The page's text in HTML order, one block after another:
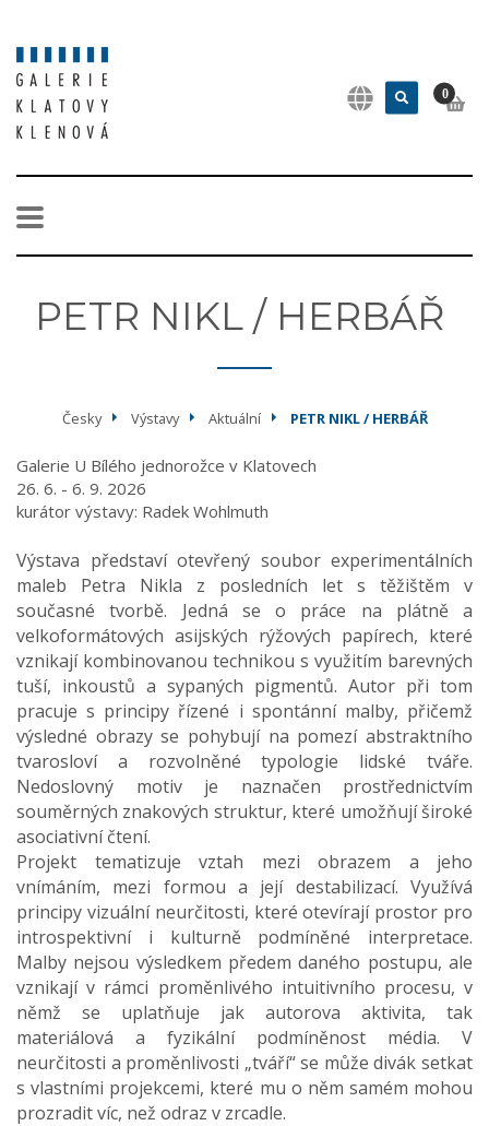
0
PETR NIKL / HERBÁŘ
Česky Výstavy Aktuální PETR NIKL / HERBÁŘ
Galerie U Bílého jednorožce v Klatovech
26. 6. - 6. 9. 2026
kurátor výstavy: Radek Wohlmuth
Výstava představí otevřený soubor experimentálních
maleb Petra Nikla z posledních let s těžištěm v
současné tvorbě. Jedná se o práce na plátně a
velkoformátových asijských rýžových papírech, které
vznikají kombinovanou technikou s využitím barevných
tuší, inkoustů a sypaných pigmentů. Autor při tom
pracuje s principy řízené i spontánní malby, přičemž
výsledné obrazy se pohybují na pomezí abstraktního
tvarosloví a rozvolněné typologie lidské tváře.
Nedoslovný motiv je naznačen prostřednictvím
souměrných znakových struktur, které umožňují široké
asociativní čtení.
Projekt tematizuje vztah mezi obrazem a jeho
vnímáním, mezi formou a její destabilizací. Využívá
principy vizuální neurčitosti, které otevírají prostor pro
introspektivní i kulturně podmíněné interpretace.
Malby nejsou výsledkem předem daného postupu, ale
vznikají v rámci proměnlivého intuitivního procesu, v
němž se uplatňuje jak autorova aktivita, tak
materiálová a fyzikální podmíněnost média. V
neurčitosti a proměnlivosti „tváří“ se může divák setkat
s vlastními projekcemi, které mu o něm samém mohou
prozradit víc, než odraz v zrcadle.